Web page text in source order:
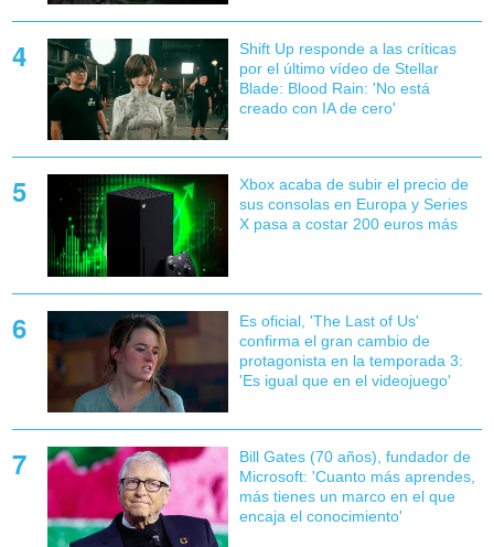
Shift Up responde a las críticas
por el último vídeo de Stellar
Blade: Blood Rain: 'No está
creado con IA de cero'
Xbox acaba de subir el precio de
sus consolas en Europa y Series
X pasa a costar 200 euros más
Es oficial, 'The Last of Us'
confirma el gran cambio de
protagonista en la temporada 3:
'Es igual que en el videojuego'
Bill Gates (70 años), fundador de
Microsoft: 'Cuanto más aprendes,
más tienes un marco en el que
encaja el conocimiento'